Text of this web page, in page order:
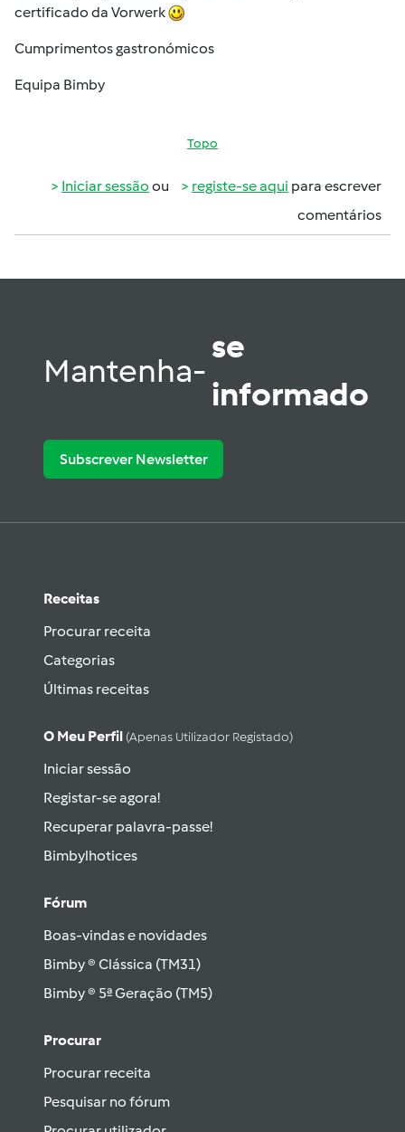
certificado da Vorwerk
Cumprimentos gastronómicos
Equipa Bimby
Topo
Iniciar sessão ou registe-se aqui para escrever
comentários
Mantenha-
se
informado
Subscrever Newsletter
Receitas
Procurar receita
Categorias
Últimas receitas
O Meu Perfil (apenas Utilizador Registado)
Iniciar sessão
Registar-se agora!
Recuperar palavra-passe!
Bimbylhotices
Fórum
Boas-vindas e novidades
Bimby ® Clássica (TM31)
Bimby ® 5ª Geração (TM5)
Procurar
Procurar receita
Pesquisar no fórum